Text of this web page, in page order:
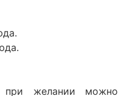
при желании можно